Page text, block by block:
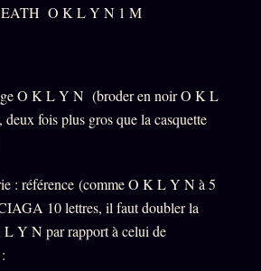
O K L Y N 1 M
O K L Y N (broder en noir O K L
fois plus gros que la casquette
: référence (comme O K L Y N à 5
10 lettres, il faut doubler la
Y N par rapport à celui de